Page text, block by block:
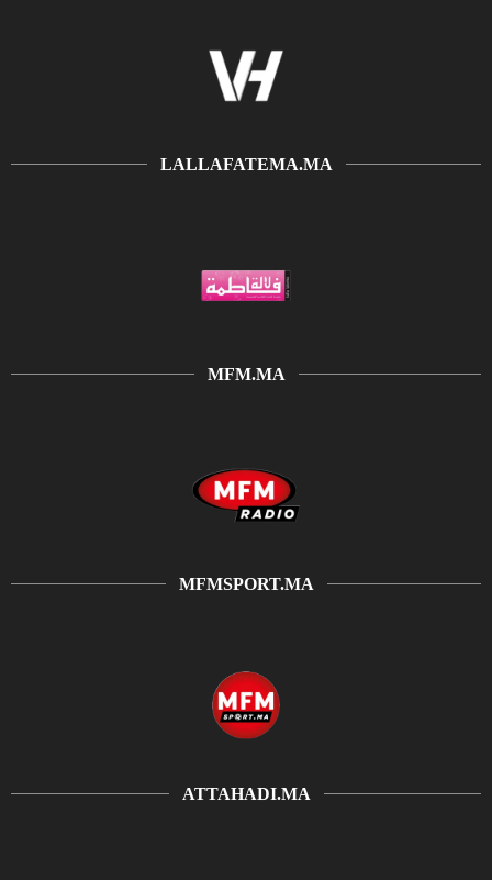
LALLAFATEMA.MA
MFM.MA
MFMSPORT.MA
ATTAHADI.MA